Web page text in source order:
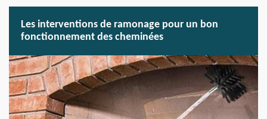
Les interventions de ramonage pour un bon
fonctionnement des cheminées